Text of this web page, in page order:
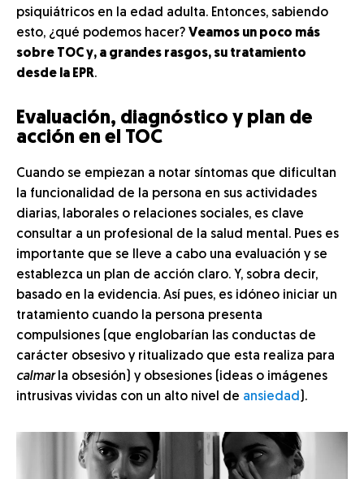
psiquiátricos en la edad adulta. Entonces, sabiendo
esto, ¿qué podemos hacer? Veamos un poco más
sobre TOC y, a grandes rasgos, su tratamiento
desde la EPR.
Evaluación, diagnóstico y plan de
acción en el TOC
Cuando se empiezan a notar síntomas que dificultan
la funcionalidad de la persona en sus actividades
diarias, laborales o relaciones sociales, es clave
consultar a un profesional de la salud mental. Pues es
importante que se lleve a cabo una evaluación y se
establezca un plan de acción claro. Y, sobra decir,
basado en la evidencia. Así pues, es idóneo iniciar un
tratamiento cuando la persona presenta
compulsiones (que englobarían las conductas de
carácter obsesivo y ritualizado que esta realiza para
calmarla obsesión) y obsesiones (ideas o imágenes
intrusivas vividas con un alto nivel de ansiedad ).